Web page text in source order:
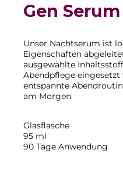
Gen
Unser Nachtserum ist
Eigenschaften
ausgewählte
Abendpflege eingesetzt
entspannte
am Morgen.
Glasflasche
95 ml
90 Tage Anwendung